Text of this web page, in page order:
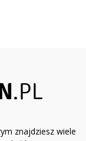
znajdziesz wiele